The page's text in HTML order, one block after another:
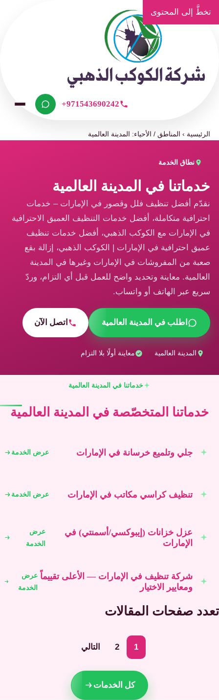
تخطَّ إلى المحتوى
+971543690242
الرئيسية ›المناطق / الأحياء: المدينة العالمية
نطاق الخدمة
خدماتنا في المدينة العالمية
نقدّم أفضل تنظيف فلل وقصور في الإمارات – خدمات
احترافية متكاملة، أفضل خدمات التنظيف العميق الاحترافية
في الإمارات مع الكوكب الذهبي، أفضل خدمات تنظيف
عميق احترافية في الإمارات | الكوكب الذهبي، إزالة بقع
صعبة من المفروشات في الإمارات وغيرها في المدينة
العالمية. معاينة وتحديد واضح للعمل قبل أي التزام، وردّ
سريع عبر الهاتف أو واتساب.
اطلب في المدينة العالمية اتصل الآن
المدينة العالمية معاينة أولًا بلا التزام
خدماتنا في المدينة العالمية
خدماتنا المتخصّصة في المدينة العالمية
جلي وتلميع خرسانة في الإمارات عرض الخدمة
تنظيف كراسي مكاتب في الإمارات عرض الخدمة
عزل خزانات (إيبوكسي/أسمنتي) في
الإمارات
عرض
الخدمة
شركة تنظيف في الإمارات — الأعلى تقييماً
ومعايير الاختيار
عرض
الخدمة
صفحات المقالات
1
2 التالي
كل الخدمات